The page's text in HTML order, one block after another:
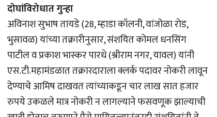
दोघांविरोधात गुन्हा
अविनाश सुभाष तायडे (28, म्हाडा कॉलनी, वांजोळा रोड,
भुसावळ) यांच्या तक्रारीनुसार, संशयित कोमल धनसिंग
पाटील व प्रकाश भास्कर पारधे (श्रीराम नगर, यावल) यांनी
एस.टी.महामंडळात तक्रारदाराला क्लर्क पदावर नोकरी लावून
देण्याचे आमिष दाखवत त्यांच्याकडून चार लाख सात हजार
रुपये उकळले मात्र नोकरी न लागल्याने फसवणूक झाल्याची